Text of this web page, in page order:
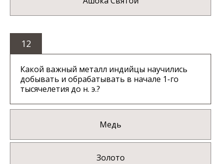
12
Какой важный металл индийцы научились
добывать и обрабатывать в начале 1-го
тысячелетия до н. э.?
Медь
Золото